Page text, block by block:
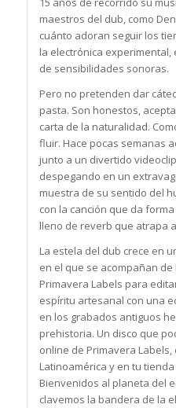
maestros del dub, como
cuánto adoran seguir los
la electrónica experimental,
de sensibilidades sonoras.
Pero no pretenden dar
pasta. Son honestos,
carta de la naturalidad.
fluir. Hace pocas semanas
junto a un divertido
despegando en un
muestra de su sentido del
con la canción que da
lleno de reverb que atrapa
La estela del dub crece en
en el que se acompañan
Primavera Labels para
espíritu artesanal con una
en los grabados antiguos
prehistoria. Un disco que
online de Primavera Labels,
Latinoamérica y en tu
Bienvenidos al planeta del
clavemos la bandera de la